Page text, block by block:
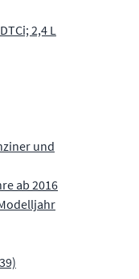
2,4 L
und
ab 2016